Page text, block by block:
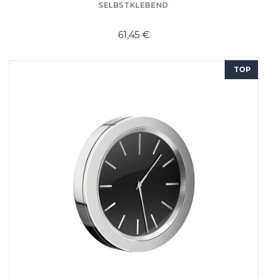
SELBSTKLEBEND
61,45 €
TOP